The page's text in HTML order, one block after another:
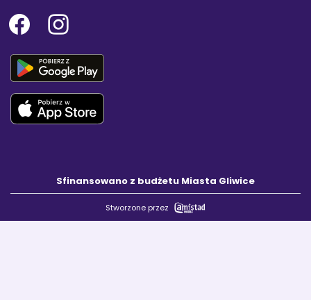
Sfinansowano z budżetu Miasta Gliwice
Stworzone przez